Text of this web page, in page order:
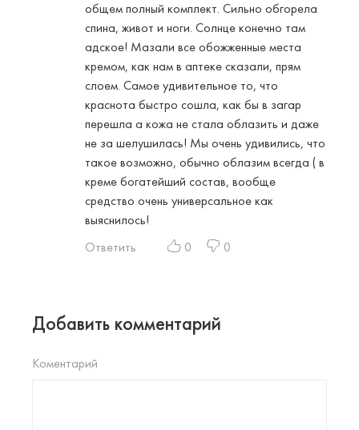
общем полный комплект. Сильно обгорела
спина, живот и ноги. Солнце конечно там
адское! Мазали все обожженные места
кремом, как нам в аптеке сказали, прям
слоем. Самое удивительное то, что
краснота быстро сошла, как бы в загар
перешла а кожа не стала облазить и даже
не за шелушилась! Мы очень удивились, что
такое возможно, обычно облазим всегда ( в
креме богатейший состав, вообще
средство очень универсальное как
выяснилось!
Ответить
0 0
Добавить комментарий
Коментарий